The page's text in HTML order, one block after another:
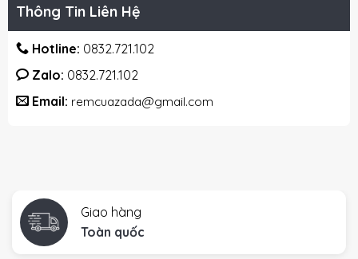
Thông Tin Liên Hệ
Hotline: 0832.721.102
Zalo: 0832.721.102
Email: remcuazada@gmail.com
Giao hàng
Toàn quốc